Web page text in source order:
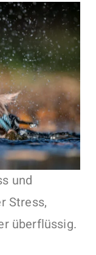
und
Stress,
überflüssig.